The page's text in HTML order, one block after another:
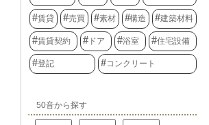
賃貸 売買 素材 構造 建築材料
賃貸契約 ドア 浴室 住宅設備
登記 コンクリート
50音から探す